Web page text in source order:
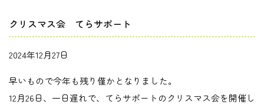
クリスマス会 てらサポート
2024年12月27日
早いもので今年も残り僅かとなりました。
12月26日、一日遅れで、てらサポートのクリスマス会を開催し